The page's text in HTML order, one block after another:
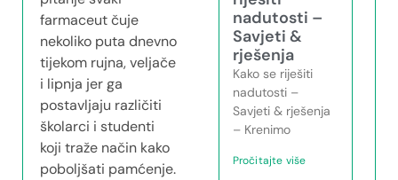
farmaceut čuje
nekoliko puta dnevno
tijekom rujna, veljače
i lipnja jer ga
postavljaju različiti
školarci i studenti
koji traže način kako
poboljšati pamćenje.
nadutosti –
Savjeti &
rješenja
Kako se riješiti
nadutosti –
Savjeti & rješenja
– Krenimo
Pročitajte više